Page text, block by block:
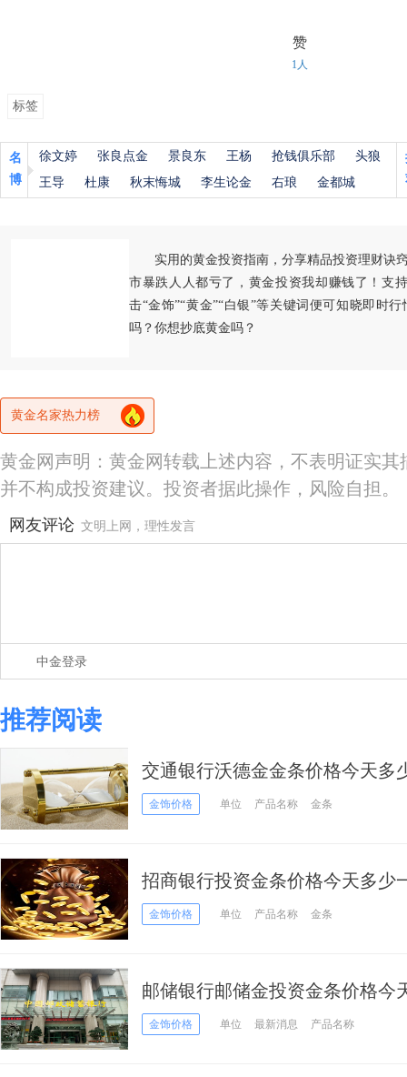
赞
1人
标签
名
博
徐文婷 张良点金 景良东 王杨 抢钱俱乐部
头狼
王导
杜康 秋末悔城 李生论金 右琅 金都城
实用的黄金投资指南，分享精品投资理财诀
市暴跌人人都亏了，黄金投资我却赚钱了！支
击“金饰”“黄金”“白银”等关键词便可知晓即时
吗？你想抄底黄金吗？
黄金名家热力榜
黄金网声明：黄金网转载上述内容，不表明证实
并不构成投资建议。投资者据此操作，风险自担。
网友评论 文明上网，理性发言
中金登录
推荐阅读
交通银行沃德金金条价格今天多
日）
金饰价格 单位 产品名称 金条
招商银行投资金条价格今天多少
金饰价格 单位 产品名称 金条
邮储银行邮储金投资金条价格今
07日）
金饰价格 单位 最新消息 产品名称